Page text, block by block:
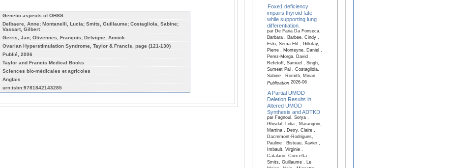
Genetic aspects of OHSS
Delbaere, Anne; Montanelli, Lucia; Smits, Guillaume; Costagliola, Sabine;
Vassart, Gilbert
Gerris, Jan; Olivennes, François; Delvigne, Annick
Ovarian Hyperstimulation Syndrome, Taylor & Francis, page (121-130)
Publié, 2006
Taylor and Francis Medical Books
Sciences bio-médicales et agricoles
Anglais
urn:isbn:9781842143285
Foxe1 deficiency
impairs thyroid fate
while supporting lung
differentiation.
par De Faria Da Fonseca,
Barbara , Barbee, Cindy ,
Eski, Sema Elif , Gillotay,
Pierre , Monteyne, Daniel ,
Perez-Morga, David ,
Refetoff, Samuel , Singh,
Sumeet Pal , Costagliola,
Sabine , Romitti, Mirian
Publication2026-06
A Partial UMOD
Deletion Results in
Altered UMOD
Synthesis and ADTKD
par Fagnoul, Sorya ,
Ghisdal, Lidia , Marangoni,
Martina , Detry, Claire ,
Dacremont-Rodrigues,
Pauline , Bisteau, Xavier ,
Imbault, Virginie ,
Catalano, Concetta ,
Smits, Guillaume , Le